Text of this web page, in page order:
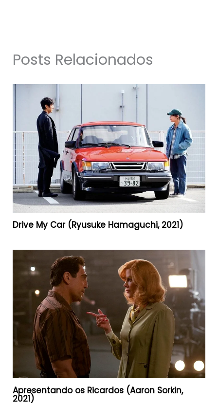
Posts Relacionados
Drive My Car (Ryusuke Hamaguchi, 2021)
Apresentando os Ricardos (Aaron Sorkin,
2021)